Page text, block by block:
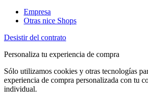
Empresa
Otras nice Shops
Desistir del contrato
Personaliza tu experiencia de compra
Sólo utilizamos cookies y otras tecnologías
experiencia de compra personalizada con tu
individual.